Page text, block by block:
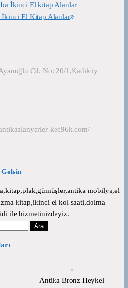
İkinci El kitap Alanlar
İkinci El Kitap Alanlar
Cd. No: 20/1,Kadıköy
kec96k.com/
Gelsin
mobilya,el
kitap,ikinci el kol saati,dolma
ile hizmetinizdeyiz.
Antika Bronz Heykel